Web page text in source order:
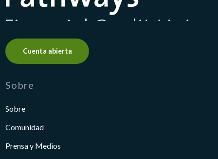
Cuenta abierta
Sobre
Sobre
Comunidad
Prensa y Medios